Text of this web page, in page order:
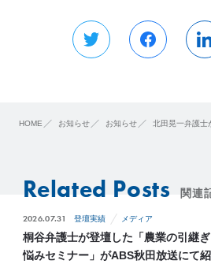
HOME お知らせ お知らせ 北田晃一弁護士
Related Posts 関連
2026.07.31 登壇実績 メディア
桐谷弁護士が登壇した「農業の引継
悩みセミナー」がABS秋田放送にて